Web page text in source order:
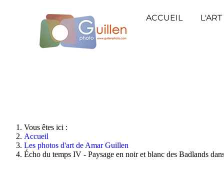
ACCUEIL
Vous êtes ici :
Accueil
Les photos d'art de Amar Guillen
Écho du temps IV - Paysage en noir et blanc des Badlands